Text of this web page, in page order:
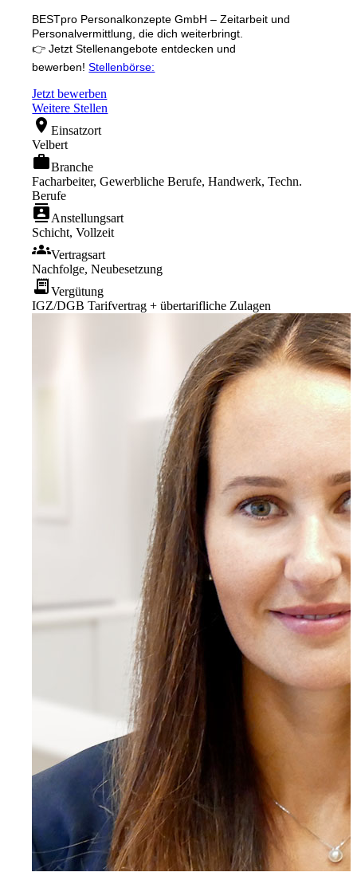
BESTpro Personalkonzepte GmbH – Zeitarbeit und
Personalvermittlung, die dich weiterbringt.
👉 Jetzt Stellenangebote entdecken und
bewerben!Stellenbörse:
Jetzt bewerben
Weitere Stellen
location_onEinsatzort
Velbert
workBranche
Facharbeiter, Gewerbliche Berufe, Handwerk, Techn.
Berufe
contactsAnstellungsart
Schicht, Vollzeit
groupsVertragsart
Nachfolge, Neubesetzung
receipt_longVergütung
IGZ/DGB Tarifvertrag + übertarifliche Zulagen